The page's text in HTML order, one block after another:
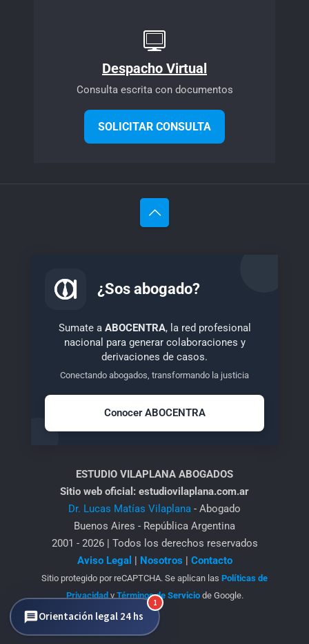
Despacho Virtual
Consulta escrita con documentos
SOLICITAR CONSULTA
¿Sos abogado?
Sumate a ABOCENTRA, la red profesional
nacional para generar colaboraciones y
derivaciones de casos.
Conectando abogados, transformando la justicia
Conocer ABOCENTRA
ESTUDIO VILAPLANA ABOGADOS
Sitio web oficial: estudiovilaplana.com.ar
Dr. Lucas Matías Vilaplana - Abogado
Buenos Aires - República Argentina
2001 - 2026 | Todos los derechos reservados
Aviso Legal | Nosotros | Contacto
Sitio protegido por reCAPTCHA. Se aplican las Políticas de
PrivacidadyTérminos de Serviciode Google.
1
Orientación legal 24 hs